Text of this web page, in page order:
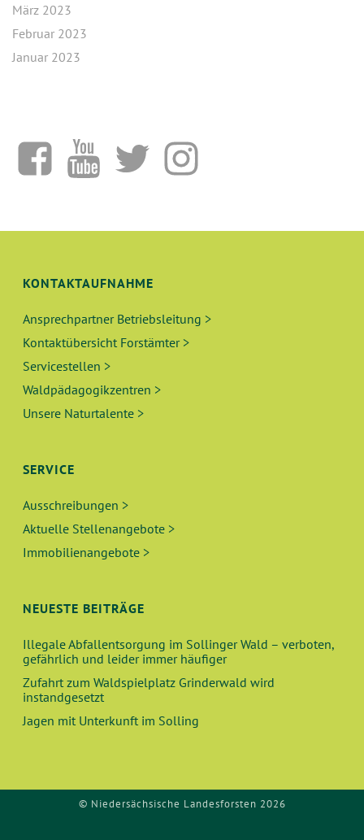
März 2023
Februar 2023
Januar 2023
KONTAKTAUFNAHME
Ansprechpartner Betriebsleitung >
Kontaktübersicht Forstämter >
Servicestellen >
Waldpädagogikzentren >
Unsere Naturtalente >
SERVICE
Ausschreibungen >
Aktuelle Stellenangebote >
Immobilienangebote >
NEUESTE BEITRÄGE
Illegale Abfallentsorgung im Sollinger Wald – verboten,
gefährlich und leider immer häufiger
Zufahrt zum Waldspielplatz Grinderwald wird
instandgesetzt
Jagen mit Unterkunft im Solling
© Niedersächsische Landesforsten 2026